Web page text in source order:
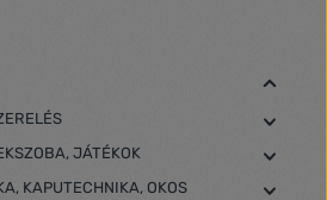
JÁTÉKOK
KAPUTECHNIKA, OKOS